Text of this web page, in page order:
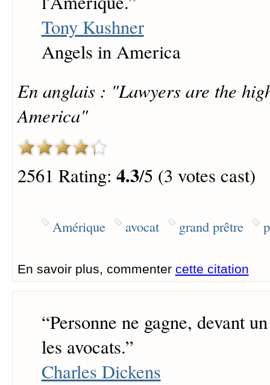
Tony Kushner
Angels in America
En anglais : "Lawyers are the
America"
2561 Rating: 4.3/5 (3 votes cast)
Amérique avocat grand prêtre
En savoir plus, commenter cette citation
“Personne ne gagne, devant
les avocats.”
Charles Dickens